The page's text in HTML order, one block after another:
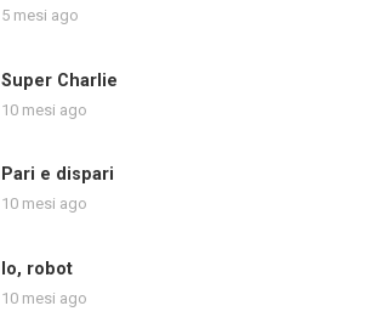
5 mesi ago
Super Charlie
10 mesi ago
Pari e dispari
10 mesi ago
Io, robot
10 mesi ago